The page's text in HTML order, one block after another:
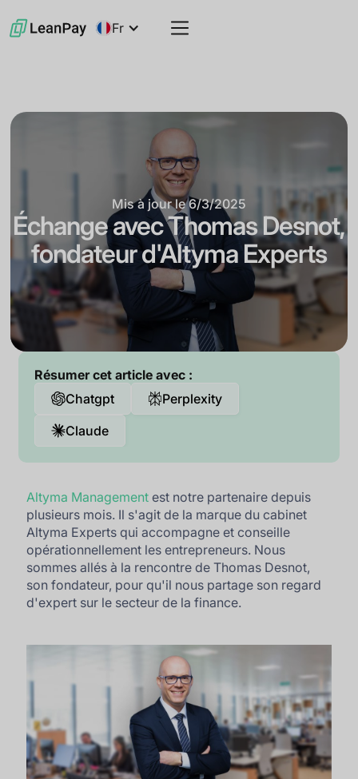
Fr
Mis à jour le 6/3/2025
Échange avec Thomas Desnot,
fondateur d'Altyma Experts
Résumer cet article avec :
Chatgpt
Perplexity
Claude
Altyma Management est notre partenaire depuis
plusieurs mois. Il s'agit de la marque du cabinet
Altyma Experts qui accompagne et conseille
opérationnellement les entrepreneurs. Nous
sommes allés à la rencontre de Thomas Desnot,
son fondateur, pour qu'il nous partage son regard
d'expert sur le secteur de la finance.